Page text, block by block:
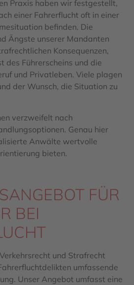
Praxis haben wir festgestellt,
einer Fahrerflucht oft in einer
befinden. Die
Ängste unserer Mandanten
Konsequenzen,
des Führerscheins und die
und Privatleben. Viele plagen
der Wunsch, die Situation zu
verzweifelt nach
Genau hier
Anwälte wertvolle
bieten.
FÜR
BEI
und Strafrecht
umfassende
Unser Angebot umfasst eine